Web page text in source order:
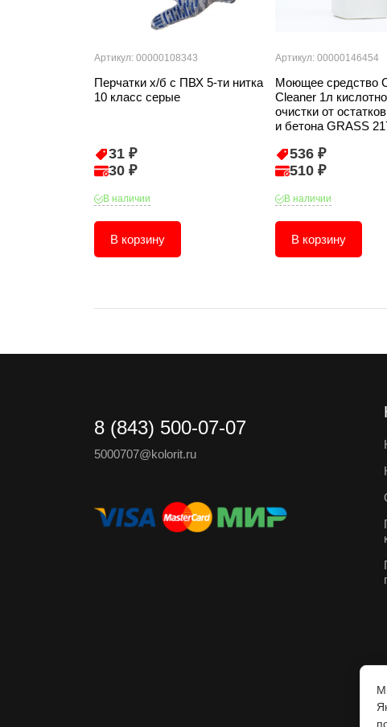
Артикул: 00000108343
Перчатки х/б с ПВХ 5-ти нитка
10 класс серые
31 ₽
30 ₽
В наличии
В корзину
Артикул: 00000146454
Моющее средство
Cleaner 1л
очистки от
и бетона GRASS
536 ₽
510 ₽
В наличии
В корзину
8 (843) 500-07-07
5000707@kolorit.ru